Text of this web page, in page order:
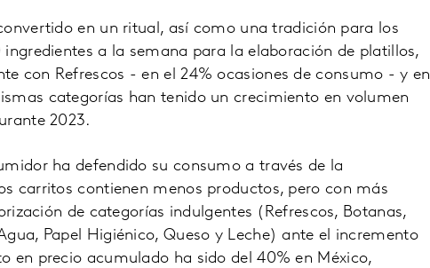
en un ritual, así como una tradición para los
a la semana para la elaboración de platillos,
con Refrescos - en el 24% ocasiones de consumo - y en
categorías han tenido un crecimiento en volumen
2023.
ha defendido su consumo a través de la
carritos contienen menos productos, pero con más
de categorías indulgentes (Refrescos, Botanas,
Papel Higiénico, Queso y Leche) ante el incremento
en precio acumulado ha sido del 40% en México,